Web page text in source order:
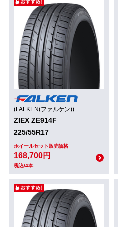
(FALKEN(ファルケン))
ZIEX ZE914F
225/55R17
ホイールセット販売価格
168,700円
税込/4本